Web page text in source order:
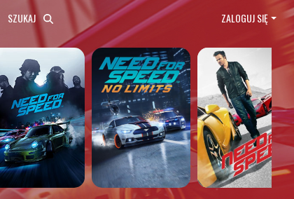
SZUKAJ ZALOGUJ SIĘ